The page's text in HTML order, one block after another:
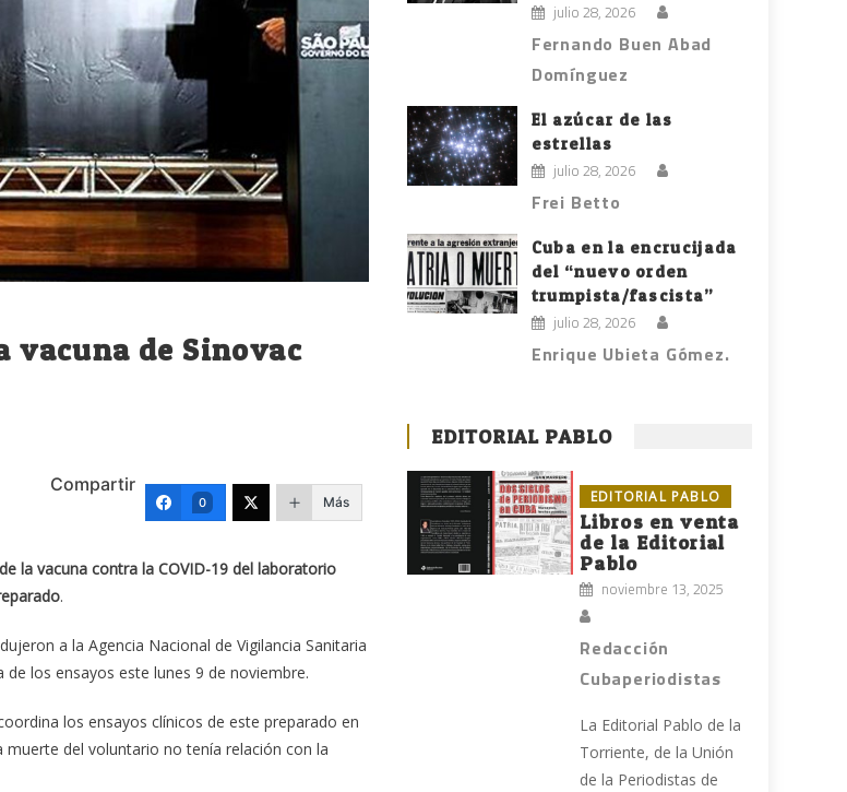
vacuna de Sinovac
Compartir
0 Más
la vacuna contra la COVID-19 del laboratorio
.
a la Agencia Nacional de Vigilancia Sanitaria
los ensayos este lunes 9 de noviembre.
los ensayos clínicos de este preparado en
del voluntario no tenía relación con la
julio 28, 2026
Fernando Buen Abad
Domínguez
El azúcar de las
estrellas
julio 28, 2026
Frei Betto
Cuba en la encrucijada
del “nuevo orden
trumpista/fascista”
julio 28, 2026
Enrique Ubieta Gómez.
EDITORIAL PABLO
EDITORIAL PABLO
Libros en venta
de la Editorial
Pablo
noviembre 13, 2025
Redacción
Cubaperiodistas
La Editorial Pablo de la
Torriente, de la Unión
de la Periodistas de